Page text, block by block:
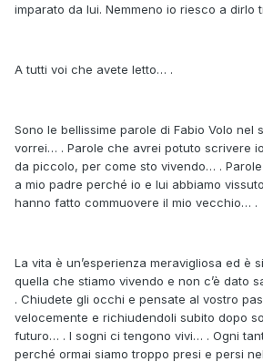
imparato da lui. Nemmeno io riesco a dirlo
A tutti voi che avete letto… .
Sono le bellissime parole di Fabio Volo nel
vorrei… . Parole che avrei potuto scrivere
da piccolo, per come sto vivendo… .
a mio padre perché io e lui abbiamo
hanno fatto commuovere il mio vecchio… .
La vita è un’esperienza meravigliosa ed è
quella che stiamo vivendo e non c’è dato
. Chiudete gli occhi e pensate al vostro
velocemente e richiudendoli subito dopo
futuro… . I sogni ci tengono vivi… . Ogni
perché ormai siamo troppo presi e persi